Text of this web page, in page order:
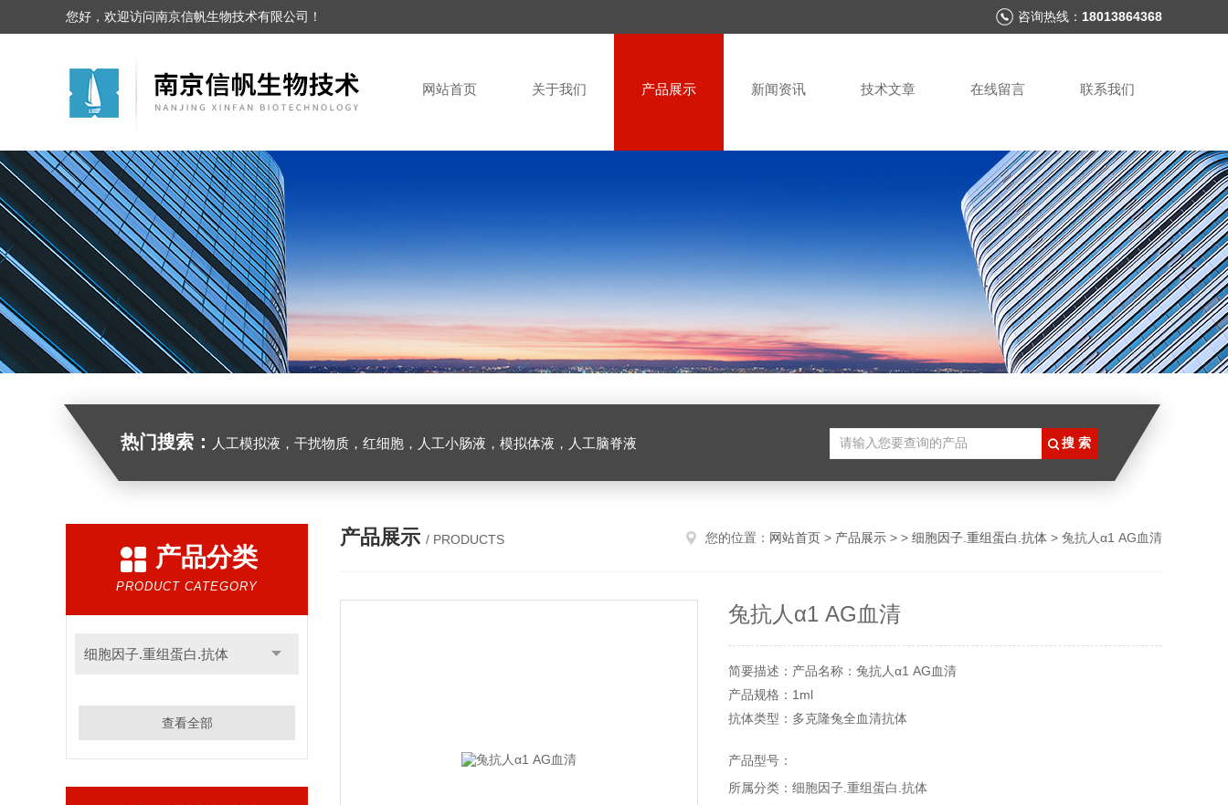
您好，欢迎访问南京信帆生物技术有限公司！ 咨询热线： 18013864368
网站首页 关于我们 产品展示 新闻资讯 技术文章 在线留言 联系我们
热门搜索： 人工模拟液，干扰物质，红细胞，人工小肠液，模拟体液，人工脑脊液
产品分类
PRODUCT CATEGORY
细胞因子.重组蛋白.抗体
查看全部
产品展示 / PRODUCTS 您的位置： 网站首页 > 产品展示 > > 细胞因子.重组蛋白.抗体 > 兔抗人α1 AG血清
兔抗人α1 AG血清
简要描述：产品名称：兔抗人α1 AG血清
产品规格：1ml
抗体类型：多克隆兔全血清抗体
有效期：一年
信帆生物提供各类抗体，更多产品信息欢迎致电咨询，我们将竭诚为您服
产品型号：
所属分类：细胞因子.重组蛋白.抗体